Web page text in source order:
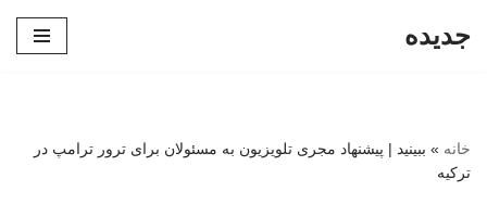
جدیده
خانه » ببینید | پیشنهاد مجری تلویزیون به مسئولان برای ترور ترامپ در
ترکیه